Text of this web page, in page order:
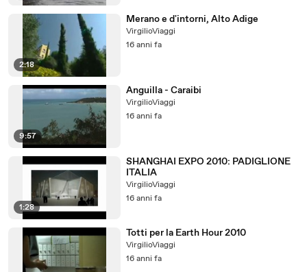
2:18
Merano e d'intorni, Alto Adige
VirgilioViaggi
16 anni fa
9:57
Anguilla - Caraibi
VirgilioViaggi
16 anni fa
1:28
SHANGHAI EXPO 2010: PADIGLIONE
ITALIA
VirgilioViaggi
16 anni fa
Totti per la Earth Hour 2010
VirgilioViaggi
16 anni fa